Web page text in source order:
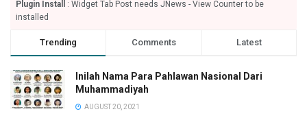
Plugin Install
: Widget Tab Post needs JNews - View Counter to be
installed
Trending Comments Latest
Inilah Nama Para Pahlawan Nasional Dari
Muhammadiyah
AUGUST 20, 2021